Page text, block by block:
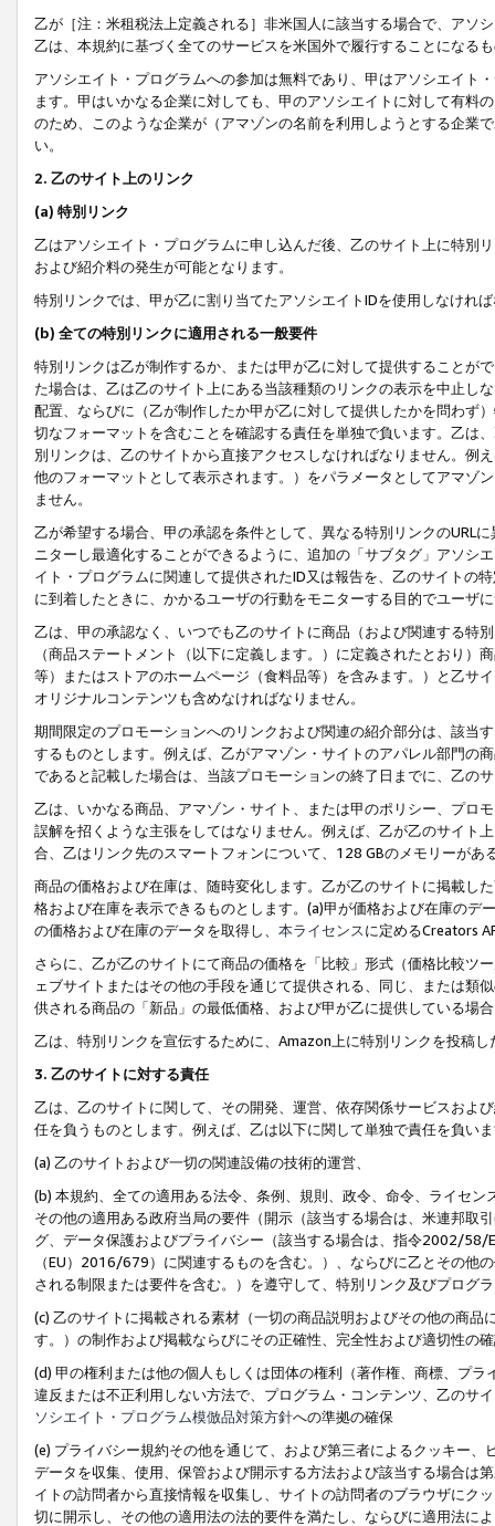
乙が［注：米租税法上定義される］非米国人に該当する場合で、アソ
乙は、本規約に基づく全てのサービスを米国外で履行することになる
アソシエイト・プログラムへの参加は無料であり、甲はアソシエイト
ます。甲はいかなる企業に対しても、甲のアソシエイトに対して有料
のため、このような企業が（アマゾンの名前を利用しようとする企業
い。
2. 乙のサイト上のリンク
(a) 特別リンク
乙はアソシエイト・プログラムに申し込んだ後、乙のサイト上に特別
および紹介料の発生が可能となります。
特別リンクでは、甲が乙に割り当てたアソシエイトIDを使用しなけれ
(b) 全ての特別リンクに適用される一般要件
特別リンクは乙が制作するか、または甲が乙に対して提供することが
た場合は、乙は乙のサイト上にある当該種類のリンクの表示を中止し
配置、ならびに（乙が制作したか甲が乙に対して提供したかを問わず
切なフォーマットを含むことを確認する責任を単独で負います。乙は
別リンクは、乙のサイトから直接アクセスしなければなりません。例
他のフォーマットとして表示されます。）をパラメータとしてアマゾ
ません。
乙が希望する場合、甲の承認を条件として、異なる特別リンクのURL
ニターし最適化することができるように、追加の「サブタグ」アソシ
イト・プログラムに関連して提供されたID又は報告を、乙のサイトの
に到着したときに、かかるユーザの行動をモニターする目的でユーザ
乙は、甲の承認なく、いつでも乙のサイトに商品（および関連する特
（商品ステートメント（以下に定義します。）に定義されたとおり
等）またはストアのホームページ（食料品等）を含みます。）と乙サ
オリジナルコンテンツも含めなければなりません。
期間限定のプロモーションへのリンクおよび関連の紹介部分は、該当
するものとします。例えば、乙がアマゾン・サイトのアパレル部門の
であると記載した場合は、当該プロモーションの終了日までに、乙の
乙は、いかなる商品、アマゾン・サイト、または甲のポリシー、プロ
誤解を招くような主張をしてはなりません。例えば、乙が乙のサイト
合、乙はリンク先のスマートフォンについて、128 GBのメモリーがあ
商品の価格および在庫は、随時変化します。乙が乙のサイトに掲載し
格および在庫を表示できるものとします。(a)甲が価格および在庫の
の価格および在庫のデータを取得し、 本ライセンスに定めるCreators
さらに、乙が乙のサイトにて商品の価格を「比較」形式（価格比較ツ
ェブサイトまたはその他の手段を通じて提供される、同じ、または類
供される商品の「新品」の最低価格、および甲が乙に提供している場
乙は、特別リンクを宣伝するために、Amazon上に特別リンクを投稿
3. 乙のサイトに対する責任
乙は、乙のサイトに関して、その開発、運営、依存関係サービスおよ
任を負うものとします。例えば、乙は以下に関して単独で責任を負い
(a) 乙のサイトおよび一切の関連設備の技術的運営、
(b) 本規約、全ての適用ある法令、条例、規則、政令、命令、ライセ
その他の適用ある政府当局の要件（開示（該当する場合は、米連邦取
グ、データ保護およびプライバシー（該当する場合は、指令2002/58/
（EU）2016/679）に関連するものを含む。）、ならびに乙とその他
される制限または要件を含む。）を遵守して、特別リンク及びプログ
(c) 乙のサイトに掲載される素材（一切の商品説明およびその他の商
す。）の制作および掲載ならびにその正確性、完全性および適切性の
(d) 甲の権利または他の個人もしくは団体の権利（著作権、商標、プ
違反または不正利用しない方法で、プログラム・コンテンツ、乙のサ
ソシエイト・プログラム模倣品対策方針への準拠の確保
(e) プライバシー規約その他を通じて、および第三者によるクッキー
データを収集、使用、保管および開示する方法および該当する場合は
イトの訪問者から直接情報を収集し、サイトの訪問者のブラウザにク
切に開示し、その他の適用法の法的要件を満たし、ならびに適用法に